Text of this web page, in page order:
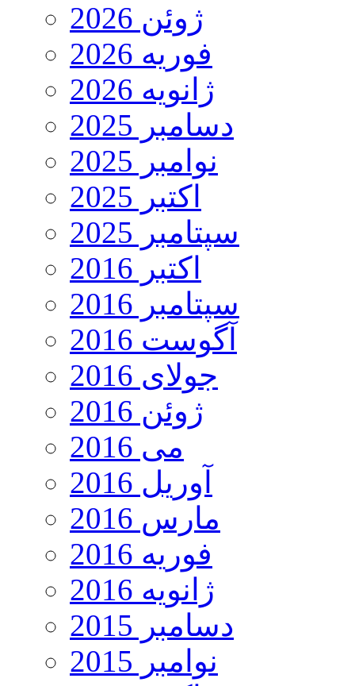
ژوئن 2026
فوریه 2026
ژانویه 2026
دسامبر 2025
نوامبر 2025
اکتبر 2025
سپتامبر 2025
اکتبر 2016
سپتامبر 2016
آگوست 2016
جولای 2016
ژوئن 2016
می 2016
آوریل 2016
مارس 2016
فوریه 2016
ژانویه 2016
دسامبر 2015
نوامبر 2015